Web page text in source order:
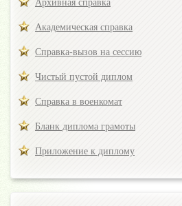
Архивная справка
Академическая справка
Справка-вызов на сессию
Чистый пустой диплом
Справка в военкомат
Бланк диплома грамоты
Приложение к диплому